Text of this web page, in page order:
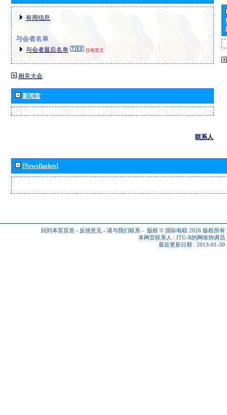
有用信息
与会者名单
与会者最后名单 仅有英文
相关大会
新闻室
联系人
[Newsflashes]
回到本页页首 - 反馈意见 - 请与我们联系 - 版权 © 国际电联 2026 版权所有
本网页联系人 : ITU-R的网络协调员
最近更新日期 : 2013-01-30